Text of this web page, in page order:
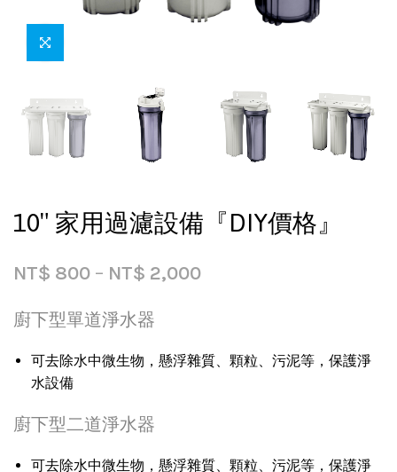
10″ 家用過濾設備『DIY價格』
NT$ 800 – NT$ 2,000
廚下型單道淨水器
可去除水中微生物，懸浮雜質、顆粒、污泥等，保護淨
水設備
廚下型二道淨水器
可去除水中微生物，懸浮雜質、顆粒、污泥等，保護淨